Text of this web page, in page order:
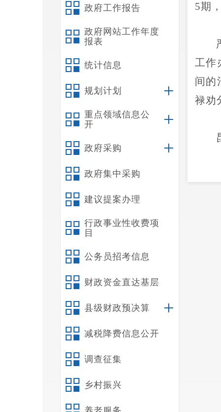
政府工作报告
政府网站工作年度
报表
统计信息
规划计划
重点领域信息公
开
政府采购
政府集中采购
建议提案办理
行政事业性收费项
目
公务员招考信息
财政资金直达基层
县级财政预决算
减税降费信息公开
调查征集
乡村振兴
5期
工作
间的
禄劝